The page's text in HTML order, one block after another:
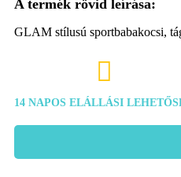
GLAM stílusú sportbabakocsi,

14 NAPOS ELÁLLÁSI